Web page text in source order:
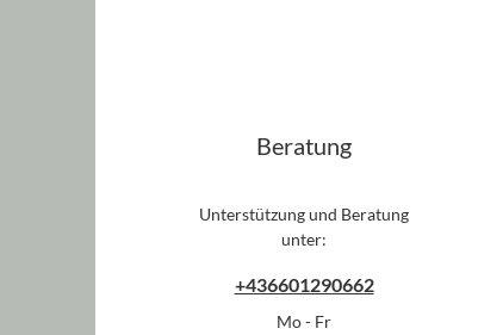
Beratung
Unterstützung und Beratung
unter:
+436601290662
Mo - Fr